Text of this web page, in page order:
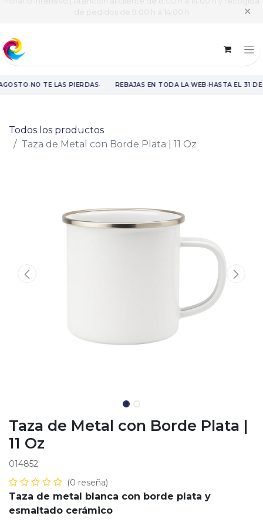
Horario intensivo | Atención al cliente de 8:00 h a 14:00 h y recogida
de pedidos de 9:00 h a 14:00 h
✕
·NO TE LAS PIERDAS· REBAJAS EN TODA LA WEB·HASTA EL 31 DE
Todos los productos
Taza de Metal con Borde Plata | 11 Oz
Taza de Metal con Borde Plata |
11 Oz
014852
(0 reseña)
Taza de metal blanca con borde plata y
esmaltado cerámico